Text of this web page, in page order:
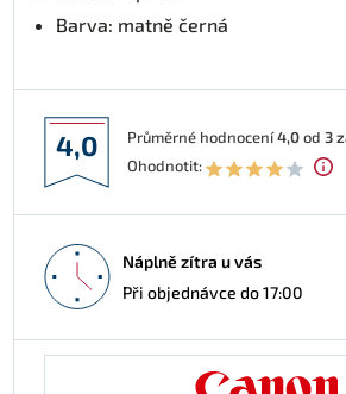
Barva: matně černá
4,0 Průměrné hodnocení4,0od 3
Ohodnotit:
Náplně zítra u vás
Při objednávce do 17:00